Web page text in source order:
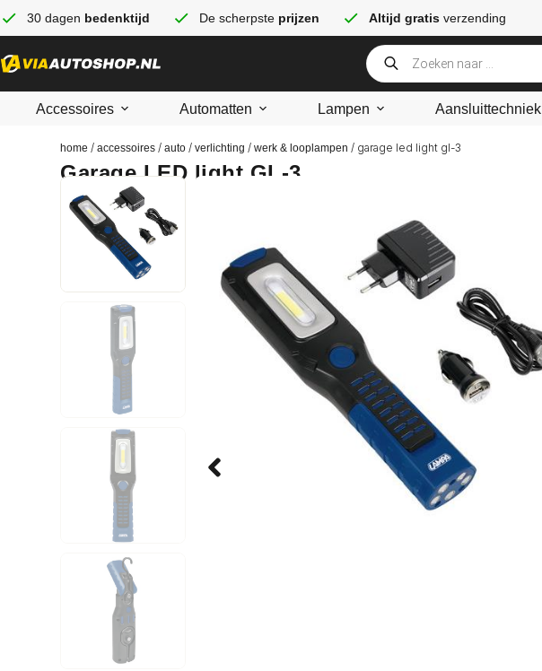
30 dagen bedenktijd De scherpste prijzen Altijd gratis verzending
Accessoires Automatten Lampen Aansluittechniek
home /accessoires /auto /verlichting /werk & looplampen / garage led light gl-3
Garage LED light GL-3